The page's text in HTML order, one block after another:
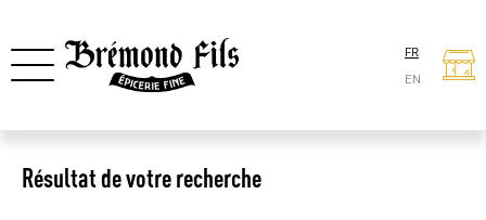
FR
EN
Résultat de votre recherche